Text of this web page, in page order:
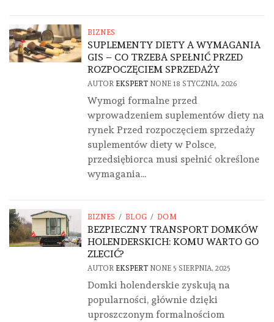
BIZNES
SUPLEMENTY DIETY A WYMAGANIA
GIS – CO TRZEBA SPEŁNIĆ PRZED
ROZPOCZĘCIEM SPRZEDAŻY
AUTOR EKSPERT NONE 18 STYCZNIA, 2026
Wymogi formalne przed
wprowadzeniem suplementów diety na
rynek Przed rozpoczęciem sprzedaży
suplementów diety w Polsce,
przedsiębiorca musi spełnić określone
wymagania...
BIZNES / BLOG / DOM
BEZPIECZNY TRANSPORT DOMKÓW
HOLENDERSKICH: KOMU WARTO GO
ZLECIĆ?
AUTOR EKSPERT NONE 5 SIERPNIA, 2025
Domki holenderskie zyskują na
popularności, głównie dzięki
uproszczonym formalnościom